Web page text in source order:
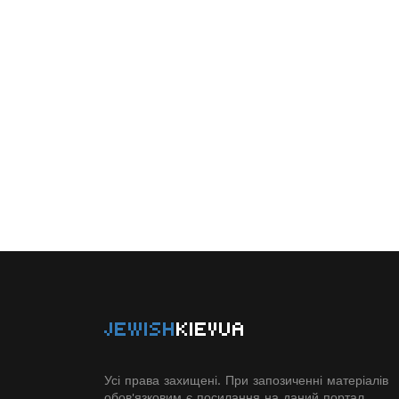
JEWISHKIEVUA
Усі права захищені. При запозиченні матеріалів